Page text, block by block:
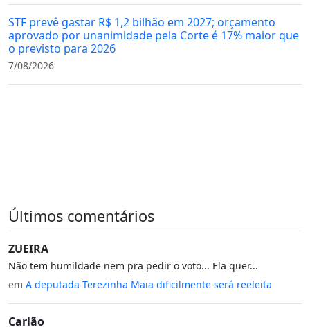
STF prevê gastar R$ 1,2 bilhão em 2027; orçamento
aprovado por unanimidade pela Corte é 17% maior que
o previsto para 2026
7/08/2026
Últimos comentários
ZUEIRA
Não tem humildade nem pra pedir o voto... Ela quer...
em A deputada Terezinha Maia dificilmente será reeleita
Carlão